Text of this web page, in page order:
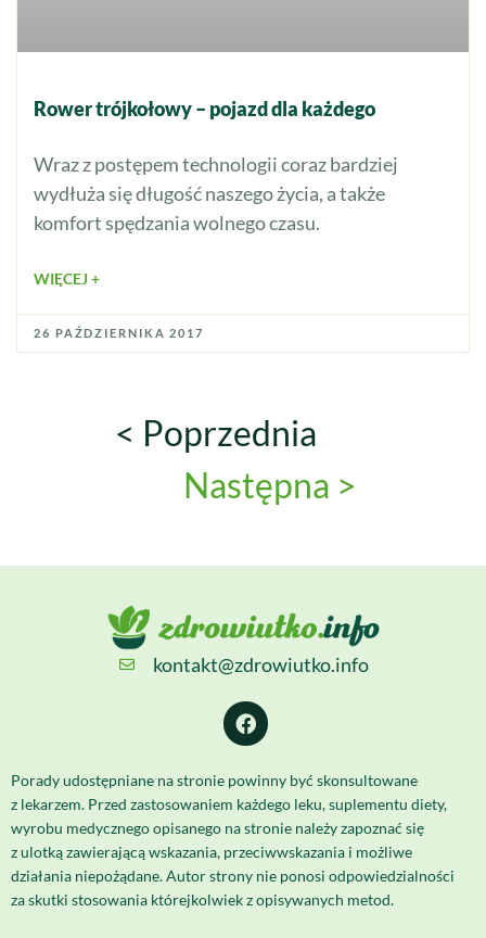
Rower trójkołowy – pojazd dla każdego
Wraz z postępem technologii coraz bardziej
wydłuża się długość naszego życia, a także
komfort spędzania wolnego czasu.
WIĘCEJ +
26 PAŹDZIERNIKA 2017
< Poprzednia
Następna >
kontakt@zdrowiutko.info
Porady udostępniane na stronie powinny być skonsultowane
z lekarzem. Przed zastosowaniem każdego leku, suplementu diety,
wyrobu medycznego opisanego na stronie należy zapoznać się
z ulotką zawierającą wskazania, przeciwwskazania i możliwe
działania niepożądane. Autor strony nie ponosi odpowiedzialności
za skutki stosowania którejkolwiek z opisywanych metod.